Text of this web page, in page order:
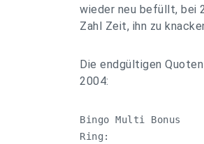
wieder neu befüllt, bei
Zahl Zeit, ihn zu
Die endgültigen
2004:
Bingo Multi Bonus
Ring: